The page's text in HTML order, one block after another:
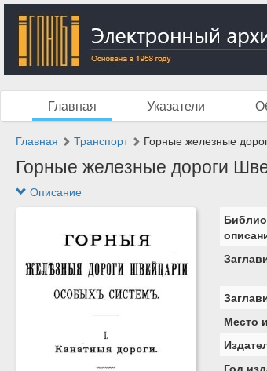
Главная Указатели
Главная Транспорт Горные железные
Горные железные дороги
Описание
Место
Год